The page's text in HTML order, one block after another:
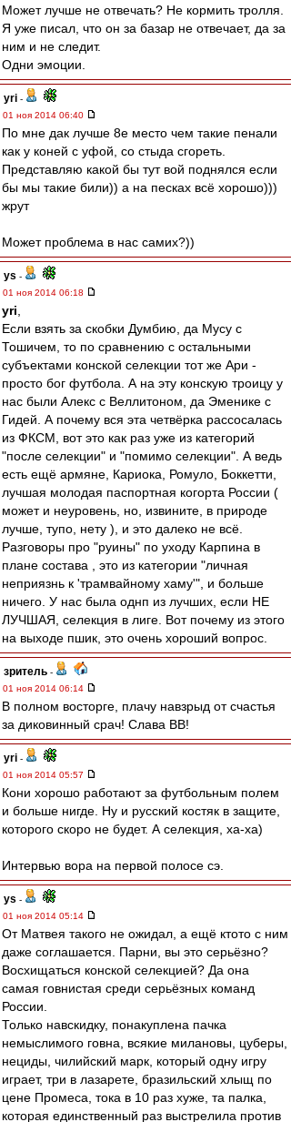
Может лучше не отвечать? Не кормить тролля.
Я уже писал, что он за базар не отвечает, да за
ним и не следит.
Одни эмоции.
yri -
01 ноя 2014 06:40
По мне дак лучше 8е место чем такие пенали
как у коней с уфой, со стыда сгореть.
Представляю какой бы тут вой поднялся если
бы мы такие били)) а на песках всё хорошо)))
жрут
Может проблема в нас самих?))
ys -
01 ноя 2014 06:18
yri
Если взять за скобки Думбию, да Мусу с
Тошичем, то по сравнению с остальными
субъектами конской селекции тот же Ари -
просто бог футбола. А на эту конскую троицу у
нас были Алекс с Веллитоном, да Эменике с
Гидей. А почему вся эта четвёрка рассосалась
из ФКСМ, вот это как раз уже из категорий
"после селекции" и "помимо селекции". А ведь
есть ещё армяне, Кариока, Ромуло, Боккетти,
лучшая молодая паспортная когорта России (
может и неуровень, но, извините, в природе
лучше, тупо, нету ), и это далеко не всё.
Разговоры про "руины" по уходу Карпина в
плане состава , это из категории "личная
неприязнь к 'трамвайному хаму'", и больше
ничего. У нас была однп из лучших, если НЕ
ЛУЧШАЯ, селекция в лиге. Вот почему из этого
на выходе пшик, это очень хороший вопрос.
зpитель -
01 ноя 2014 06:14
В полном восторге, плачу навзрыд от счастья
за диковинный срач! Слава ВВ!
yri -
01 ноя 2014 05:57
Кони хорошо работают за футбольным полем
и больше нигде. Ну и русский костяк в защите,
которого скоро не будет. А селекция, ха-ха)
Интервью вора на первой полосе сэ.
ys -
01 ноя 2014 05:14
От Матвея такого не ожидал, а ещё ктото с ним
даже соглашается. Парни, вы это серьёзно?
Восхищаться конской селекцией? Да она
самая говнистая среди серьёзных команд
России.
Только навскидку, понакуплена пачка
немыслимого говна, всякие милановы, цуберы,
нециды, чилийский марк, который одну игру
играет, три в лазарете, бразильский хлыщ по
цене Промеса, тока в 10 раз хуже, та палка,
которая единственный раз выстрелила против